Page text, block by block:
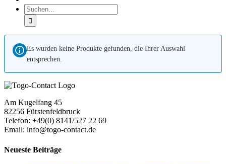
Suche
nach:
Es wurden keine Produkte gefunden, die Ihrer Auswahl
entsprechen.
Am Kugelfang 45
82256 Fürstenfeldbruck
Telefon: +49(0) 8141/527 22 69
Email: info@togo-contact.de
Neueste Beiträge